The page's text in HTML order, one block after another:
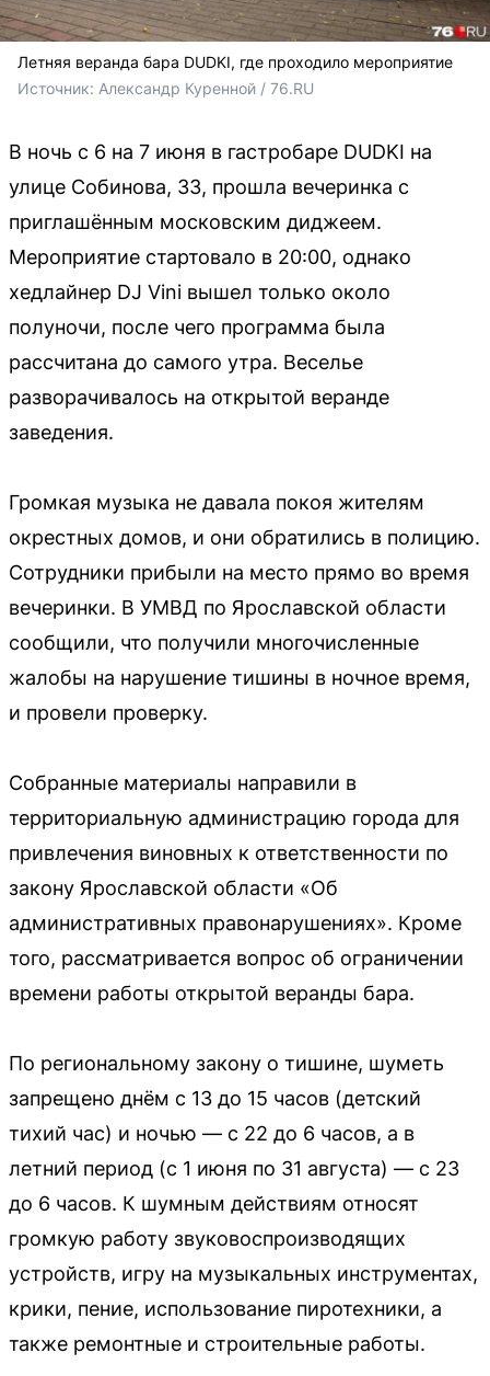
Летняя веранда бара DUDKI, где проходило мероприятие
Источник: Александр Куренной / 76.RU
В ночь с 6 на 7 июня в гастробаре DUDKI на
улице Собинова, 33, прошла вечеринка с
приглашённым московским диджеем.
Мероприятие стартовало в 20:00, однако
хедлайнер DJ Vini вышел только около
полуночи, после чего программа была
рассчитана до самого утра. Веселье
разворачивалось на открытой веранде
заведения.
Громкая музыка не давала покоя жителям
окрестных домов, и они обратились в полицию.
Сотрудники прибыли на место прямо во время
вечеринки. В УМВД по Ярославской области
сообщили, что получили многочисленные
жалобы на нарушение тишины в ночное время,
и провели проверку.
Собранные материалы направили в
территориальную администрацию города для
привлечения виновных к ответственности по
закону Ярославской области «Об
административных правонарушениях». Кроме
того, рассматривается вопрос об ограничении
времени работы открытой веранды бара.
По региональному закону о тишине, шуметь
запрещено днём с 13 до 15 часов (детский
тихий час) и ночью — с 22 до 6 часов, а в
летний период (с 1 июня по 31 августа) — с 23
до 6 часов. К шумным действиям относят
громкую работу звуковоспроизводящих
устройств, игру на музыкальных инструментах,
крики, пение, использование пиротехники, а
также ремонтные и строительные работы.